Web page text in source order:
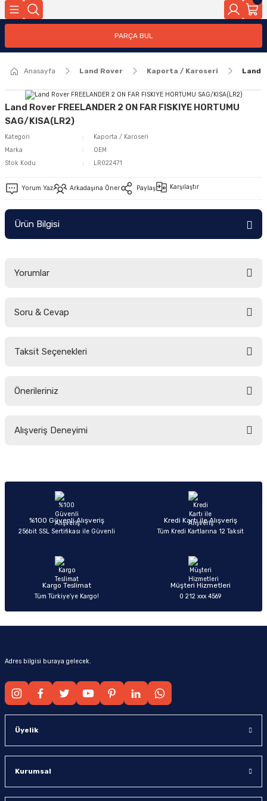
PARÇA BUL
Anasayfa Land Rover Kaporta / Karoseri Land
Land Rover FREELANDER 2 ON FAR FISKIYE HORTUMU
SAG/KISA(LR2)
Kategori
Kaporta / Karoseri
Marka
OEM
Stok Kodu
LR022471
Yorum Yaz Arkadaşına Öner Paylaş Karşılaştır
Ürün Bilgisi
Yorumlar
Soru & Cevap
Taksit Seçenekleri
Önerileriniz
yetersiz gördüğünüz noktaları öneri formunu kullanarak tarafımıza
Ürün açıklamasında eksik bilgiler bulunuyor.
Ürün bilgilerinde hatalar bulunuyor.
Ürün fiyatı diğer sitelerden daha pahalı.
Alışveriş Deneyimi
Sitemize ilk yorumu siz yapın!
%100 Güvenli Alışveriş
256bit SSL Sertifikası ile Güvenli
Kredi Kartı ile Alışveriş
Tüm Kredi Kartlarına 12 Taksit
Kargo Teslimat
Tüm Türkiye’ye Kargo!
Müşteri Hizmetleri
0 212 xxx 4569
Adres bilgisi buraya gelecek.
Üyelik
Kurumsal